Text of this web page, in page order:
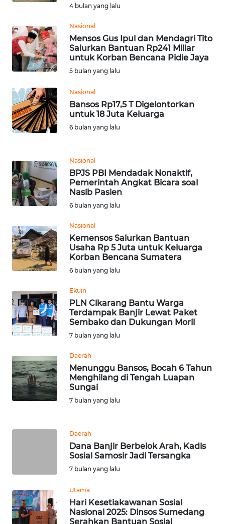
4 bulan yang lalu
Nasional
Mensos Gus Ipul dan Mendagri Tito
Salurkan Bantuan Rp241 Miliar
untuk Korban Bencana Pidie Jaya
5 bulan yang lalu
Nasional
Bansos Rp17,5 T Digelontorkan
untuk 18 Juta Keluarga
6 bulan yang lalu
Nasional
BPJS PBI Mendadak Nonaktif,
Pemerintah Angkat Bicara soal
Nasib Pasien
6 bulan yang lalu
Nasional
Kemensos Salurkan Bantuan
Usaha Rp 5 Juta untuk Keluarga
Korban Bencana Sumatera
6 bulan yang lalu
Ekuin
PLN Cikarang Bantu Warga
Terdampak Banjir Lewat Paket
Sembako dan Dukungan Moril
7 bulan yang lalu
Daerah
Menunggu Bansos, Bocah 6 Tahun
Menghilang di Tengah Luapan
Sungai
7 bulan yang lalu
Daerah
Dana Banjir Berbelok Arah, Kadis
Sosial Samosir Jadi Tersangka
7 bulan yang lalu
Utama
Hari Kesetiakawanan Sosial
Nasional 2025: Dinsos Sumedang
Serahkan Bantuan Sosial
MEDIA
SIBER
REDAKSI
KARIR
DISCLAIMER
News
Regional
WN
SUMUT
WN
JAKARTA
WN
WN
BANTEN
NTT
WN
KEPRI
PAPUA
BARAT
WN
RIAU